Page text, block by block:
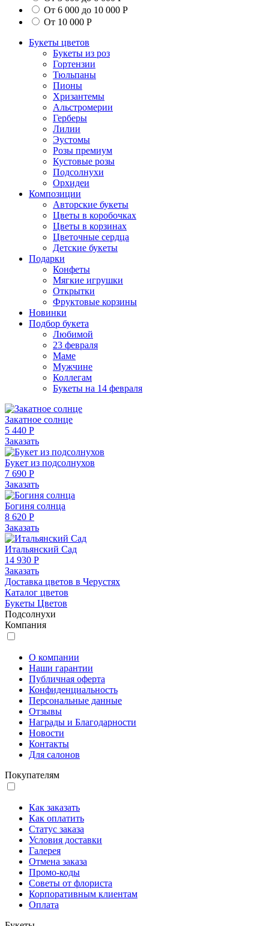
От 6 000 до 10 000 Р
От 10 000 Р
Букеты цветов
Букеты из роз
Гортензии
Тюльпаны
Пионы
Хризантемы
Альстромерии
Герберы
Лилии
Эустомы
Розы премиум
Кустовые розы
Подсолнухи
Орхидеи
Композиции
Авторские букеты
Цветы в коробочках
Цветы в корзинах
Цветочные сердца
Детские букеты
Подарки
Конфеты
Мягкие игрушки
Открытки
Фруктовые корзины
Новинки
Подбор букета
Любимой
23 февраля
Маме
Мужчине
Коллегам
Букеты на 14 февраля
Закатное солнце
5 440 Р
Заказать
Букет из подсолнухов
7 690 Р
Заказать
Богиня солнца
8 620 Р
Заказать
Итальянский Сад
14 930 Р
Заказать
Доставка цветов в Черустях
Каталог цветов
Букеты Цветов
Подсолнухи
Компания
О компании
Наши гарантии
Публичная оферта
Конфиденциальность
Персональные данные
Отзывы
Награды и Благодарности
Новости
Контакты
Для салонов
Покупателям
Как заказать
Как оплатить
Статус заказа
Условия доставки
Галерея
Отмена заказа
Промо-коды
Советы от флориста
Корпоративным клиентам
Оплата